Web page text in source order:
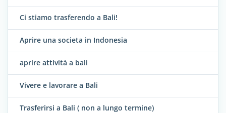
Ci stiamo trasferendo a Bali!
Aprire una societa in Indonesia
aprire attività a bali
Vivere e lavorare a Bali
Trasferirsi a Bali ( non a lungo termine)